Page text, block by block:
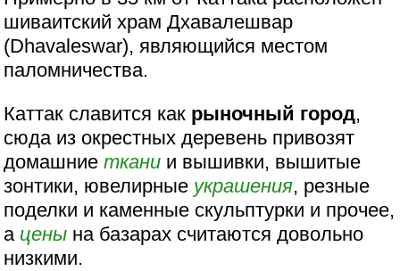
шиваитский храм Дхавалешвар
(Dhavaleswar), являющийся местом
паломничества.
Каттак славится как рыночный город,
сюда из окрестных деревень привозят
домашниеткани и вышивки, вышитые
зонтики, ювелирные украшения, резные
поделки и каменные скульптурки и прочее,
а цены на базарах считаются довольно
низкими.